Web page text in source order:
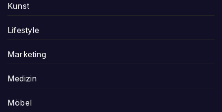
Kunst
Lifestyle
Marketing
Medizin
Möbel